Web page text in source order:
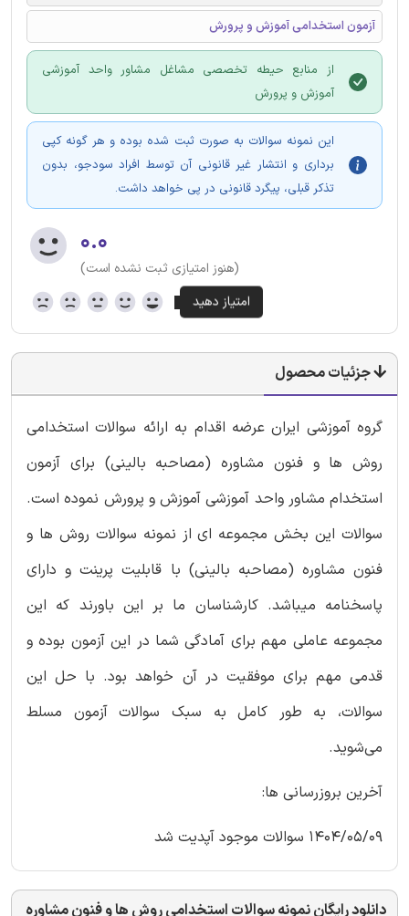
آزمون استخدامی آموزش و پرورش
از منابع حیطه تخصصی مشاغل مشاور واحد آموزشی
آموزش و پرورش
این نمونه سوالات به صورت ثبت شده بوده و هر گونه کپی
برداری و انتشار غیر قانونی آن توسط افراد سودجو، بدون
تذکر قبلی، پیگرد قانونی در پی خواهد داشت.
۰.۰
(هنوز امتیازی ثبت نشده است)
جزئیات محصول
گروه آموزشی ایران عرضه اقدام به ارائه سوالات استخدامی
روش ها و فنون مشاوره (مصاحبه بالینی) برای آزمون
استخدام مشاور واحد آموزشی آموزش و پرورش نموده است.
سوالات این بخش مجموعه ای از نمونه سوالات روش ها و
فنون مشاوره (مصاحبه بالینی) با قابلیت پرینت و دارای
پاسخنامه میباشد. کارشناسان ما بر این باورند که این
مجموعه عاملی مهم برای آمادگی شما در این آزمون بوده و
قدمی مهم برای موفقیت در آن خواهد بود. با حل این
سوالات، به طور کامل به سبک سوالات آزمون مسلط
می‌شوید.
آخرین بروزرسانی ها:
1404/05/09 سوالات موجود آپدیت شد
دانلود رایگان نمونه سوالات استخدامی روش ها و فنون مشاوره